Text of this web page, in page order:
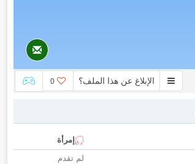
الإبلاغ عن هذا الملف؟ 0
إمرأة
لم تقدم